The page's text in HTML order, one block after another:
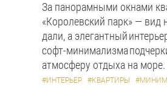
За панорамными окнами
«Королевский парк» — вид
дали, а элегантный
софт-минимализма
атмосферу отдыха на море.
#ИНТЕРЬЕР #КВАРТИРЫ